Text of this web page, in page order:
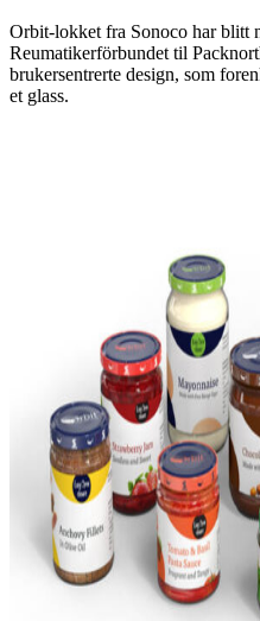
Orbit-lokket fra Sonoco har blitt
Reumatikerförbundet til
brukersentrerte design, som
et glass.